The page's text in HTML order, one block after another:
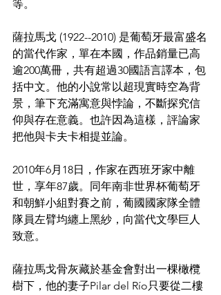
等。
薩拉馬戈 (1922--2010) 是葡萄牙最富盛名
的當代作家，單在本國，作品銷量已高
逾200萬冊，共有超過30國語言譯本，包
括中文。他的小說常以超現實時空為背
景，筆下充滿寓意與悖論，不斷探究信
仰與存在意義。也許因為這樣，評論家
把他與卡夫卡相提並論。
2010年6月18日，作家在西班牙家中離
世，享年87歲。同年南非世界杯葡萄牙
和朝鮮小組對賽之前，葡國國家隊全體
隊員左臂均纏上黑紗，向當代文學巨人
致意。
薩拉馬戈骨灰藏於基金會對出一棵橄欖
樹下，他的妻子Pilar del Río只要從二樓